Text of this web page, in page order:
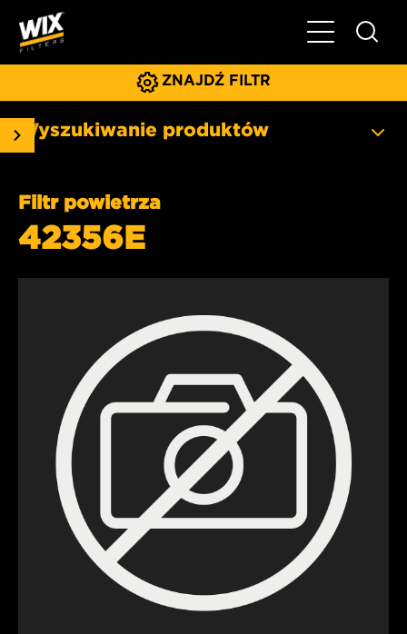
Pokaż/ukryj
ZNAJDŹ FILTR
Wyszukiwanie produktów
Filtr powietrza
42356E